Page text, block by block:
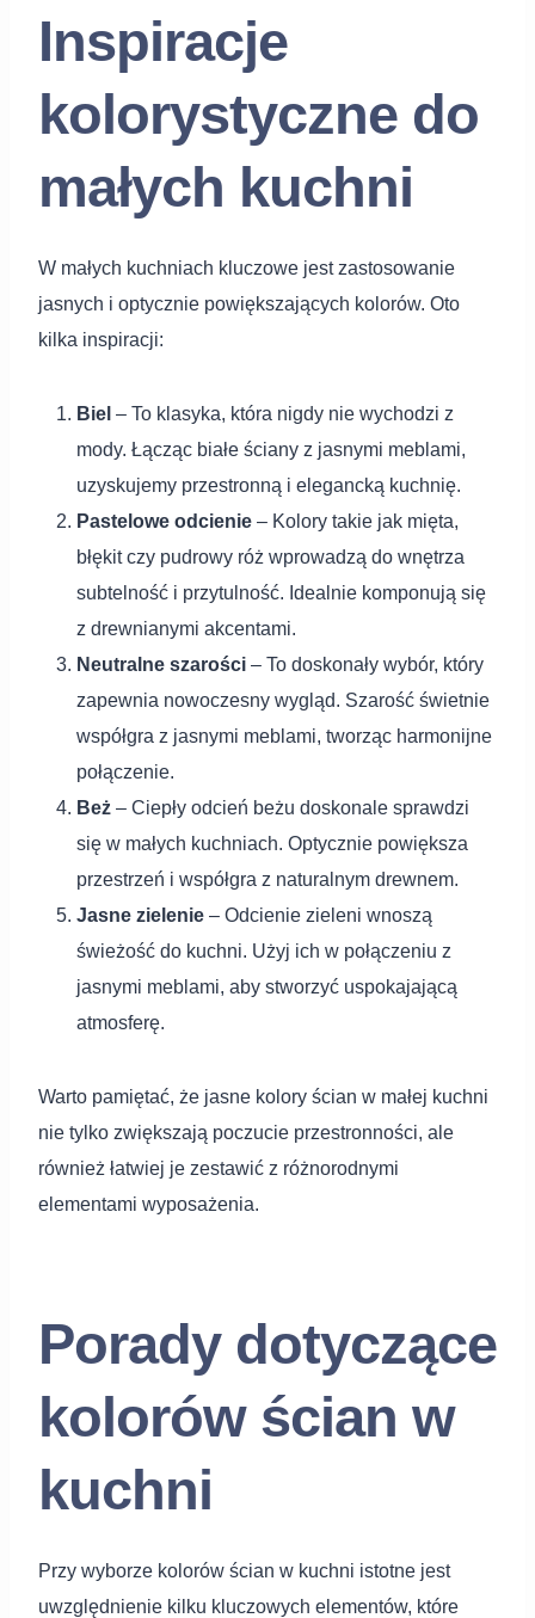
Inspiracje
kolorystyczne do
małych kuchni
W małych kuchniach kluczowe jest zastosowanie
jasnych i optycznie powiększających kolorów. Oto
kilka inspiracji:
Biel – To klasyka, która nigdy nie wychodzi z
mody. Łącząc białe ściany z jasnymi meblami,
uzyskujemy przestronną i elegancką kuchnię.
Pastelowe odcienie – Kolory takie jak mięta,
błękit czy pudrowy róż wprowadzą do wnętrza
subtelność i przytulność. Idealnie komponują się
z drewnianymi akcentami.
Neutralne szarości – To doskonały wybór, który
zapewnia nowoczesny wygląd. Szarość świetnie
współgra z jasnymi meblami, tworząc harmonijne
połączenie.
Beż – Ciepły odcień beżu doskonale sprawdzi
się w małych kuchniach. Optycznie powiększa
przestrzeń i współgra z naturalnym drewnem.
Jasne zielenie – Odcienie zieleni wnoszą
świeżość do kuchni. Użyj ich w połączeniu z
jasnymi meblami, aby stworzyć uspokajającą
atmosferę.
Warto pamiętać, że jasne kolory ścian w małej kuchni
nie tylko zwiększają poczucie przestronności, ale
również łatwiej je zestawić z różnorodnymi
elementami wyposażenia.
Porady dotyczące
kolorów ścian w
kuchni
Przy wyborze kolorów ścian w kuchni istotne jest
uwzględnienie kilku kluczowych elementów, które